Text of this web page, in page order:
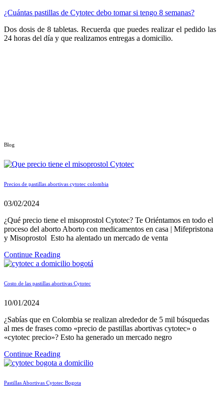
¿Cuántas pastillas de Cytotec debo tomar si tengo 8 semanas?
Dos dosis de 8 tabletas. Recuerda que puedes realizar el pedido las
24 horas del día y que realizamos entregas a domicilio.
Blog
Precios de pastillas abortivas cytotec colombia
03/02/2024
¿Qué precio tiene el misoprostol Cytotec? Te Oriéntamos en todo el
proceso del aborto Aborto con medicamentos en casa | Mifepristona
y Misoprostol Esto ha alentado un mercado de venta
Continue Reading
Costo de las pastillas abortivas Cytotec
10/01/2024
¿Sabías que en Colombia se realizan alrededor de 5 mil búsquedas
al mes de frases como «precio de pastillas abortivas cytotec» o
«cytotec precio»? Esto ha generado un mercado negro
Continue Reading
Pastillas Abortivas Cytotec Bogota